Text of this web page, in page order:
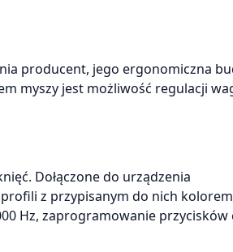
producent, jego ergonomiczna
myszy jest możliwość regulacji
Dołączone do urządzenia
z przypisanym do nich kolorem
Hz, zaprogramowanie przycisków